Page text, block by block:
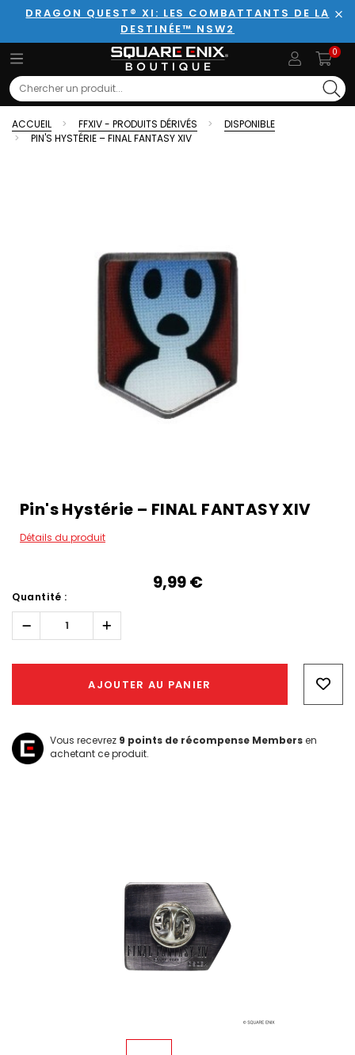
DRAGON QUEST® XI: LES COMBATTANTS DE LA
DESTINÉE™ NSW2
0
Search
ACCUEIL FFXIV - PRODUITS DÉRIVÉS
DISPONIBLE
PIN'S HYSTÉRIE – FINAL FANTASY XIV
Pin's Hystérie – FINAL FANTASY XIV
Détails du produit
9,99‎ ‎€
Quantité :
Réduire
la
quantité :
Augmenter
la
quantité :
AJOUTER AU PANIER
Vous recevrez 9 points de récompense Membersen
achetant ce produit.